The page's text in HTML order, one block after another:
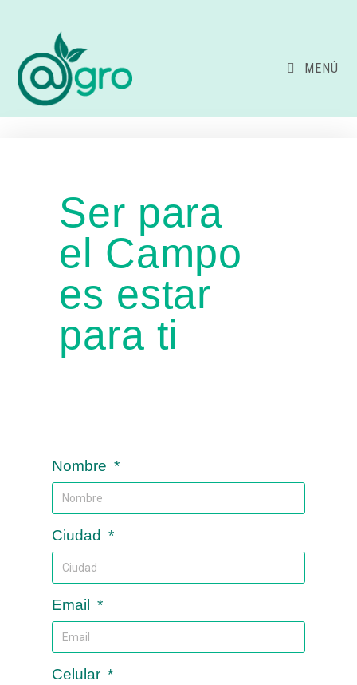
MENÚ
Ser para
el Campo
es estar
para ti
Nombre
Ciudad
Email
Celular